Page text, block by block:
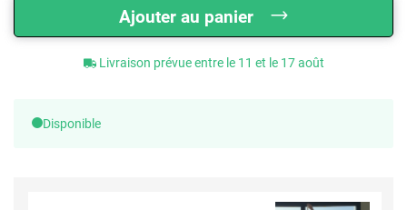
Ajouter au panier
Livraison prévue entre le 11 et le 17 août
Disponible